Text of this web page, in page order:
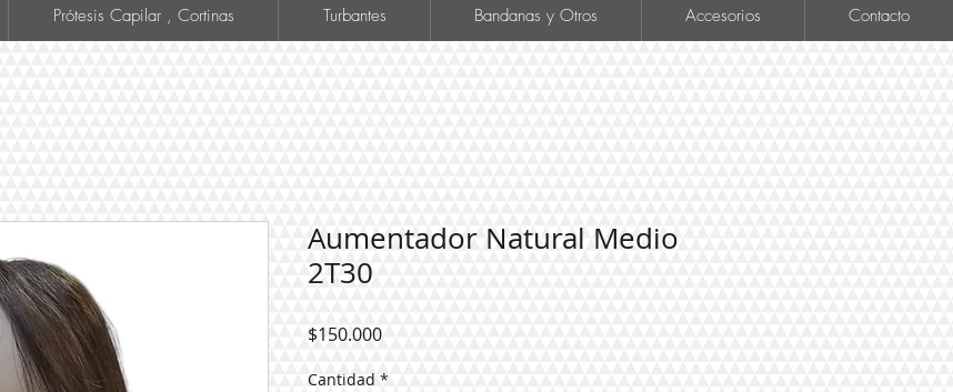
Prótesis Capilar , Cortinas Turbantes Bandanas y Otros Accesorios Contacto
Aumentador Natural Medio
2T30
$150.000Precio
Cantidad *